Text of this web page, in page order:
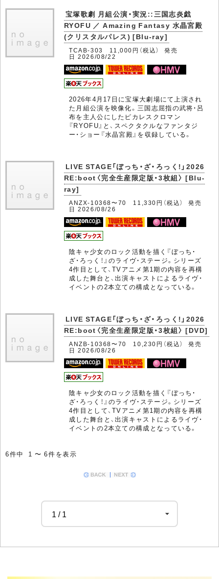
宝塚歌劇 月組公演・実況::三国志炎戯
RYOFU ／ Amazing Fantasy 水晶宮殿
(クリスタルパレス) [Blu-ray]
TCAB-303 11,000円（税込） 発売
日 2026/08/22
2026年4月17日に宝塚大劇場にて上演され
た月組公演を映像化。三国志屈指の武将・呂
布を主人公にしたピカレスクロマン
『RYOFU』と、スペクタクルなファンタジ
ー・ショー『水晶宮殿』を収録している。
LIVE STAGE「ぼっち・ざ・ろっく!」2026
RE:boot〈完全生産限定版・3枚組〉 [Blu-
ray]
ANZX-10368〜70 11,330円（税込） 発売
日 2026/08/26
陰キャ少女のロック活動を描く『ぼっち・
ざ・ろっく！』のライヴ・ステージ。シリーズ
4作目として、TVアニメ第1期の内容を再構
成した舞台と、出演キャストによるライヴ・
イベントの2本立ての構成となっている。
LIVE STAGE「ぼっち・ざ・ろっく!」2026
RE:boot〈完全生産限定版・3枚組〉 [DVD]
ANZB-10368〜70 10,230円（税込） 発売
日 2026/08/26
陰キャ少女のロック活動を描く『ぼっち・
ざ・ろっく！』のライヴ・ステージ。シリーズ
4作目として、TVアニメ第1期の内容を再構
成した舞台と、出演キャストによるライヴ・
イベントの2本立ての構成となっている。
6件中 1 〜 6件を表示